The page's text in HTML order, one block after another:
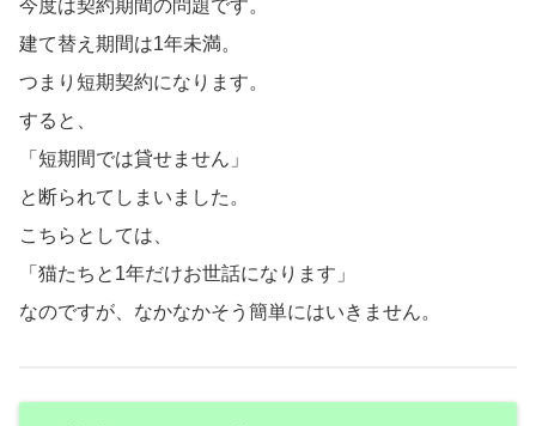
今度は契約期間の問題です。
建て替え期間は1年未満。
つまり短期契約になります。
すると、
「短期間では貸せません」
と断られてしまいました。
こちらとしては、
「猫たちと1年だけお世話になります」
なのですが、なかなかそう簡単にはいきません。